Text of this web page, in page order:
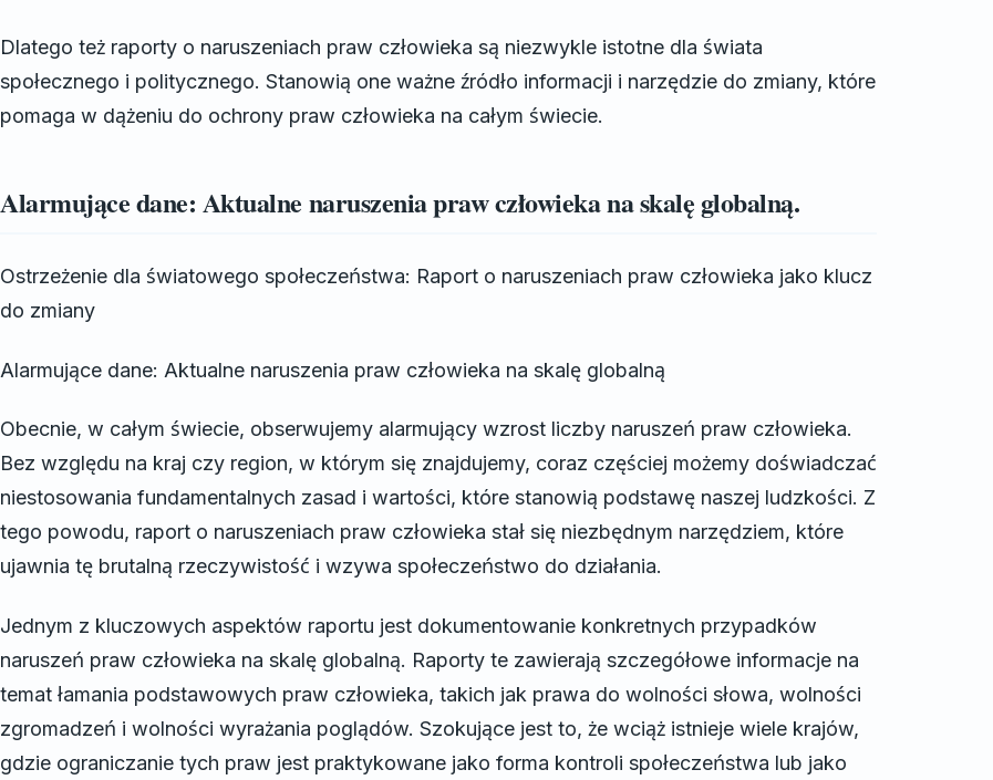
Dlatego też raporty o naruszeniach praw człowieka są niezwykle istotne dla świata
społecznego i politycznego. Stanowią one ważne źródło informacji i narzędzie do zmiany, które
pomaga w dążeniu do ochrony praw człowieka na całym świecie.
Alarmujące dane: Aktualne naruszenia praw człowieka na skalę globalną.
Ostrzeżenie dla światowego społeczeństwa: Raport o naruszeniach praw człowieka jako klucz
do zmiany
Alarmujące dane: Aktualne naruszenia praw człowieka na skalę globalną
Obecnie, w całym świecie, obserwujemy alarmujący wzrost liczby naruszeń praw człowieka.
Bez względu na kraj czy region, w którym się znajdujemy, coraz częściej możemy doświadczać
niestosowania fundamentalnych zasad i wartości, które stanowią podstawę naszej ludzkości. Z
tego powodu, raport o naruszeniach praw człowieka stał się niezbędnym narzędziem, które
ujawnia tę brutalną rzeczywistość i wzywa społeczeństwo do działania.
Jednym z kluczowych aspektów raportu jest dokumentowanie konkretnych przypadków
naruszeń praw człowieka na skalę globalną. Raporty te zawierają szczegółowe informacje na
temat łamania podstawowych praw człowieka, takich jak prawa do wolności słowa, wolności
zgromadzeń i wolności wyrażania poglądów. Szokujące jest to, że wciąż istnieje wiele krajów,
gdzie ograniczanie tych praw jest praktykowane jako forma kontroli społeczeństwa lub jako